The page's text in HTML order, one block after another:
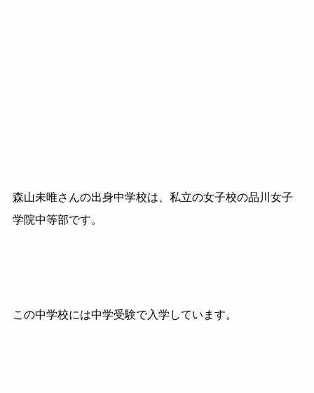
森山未唯さんの出身中学校は、私立の女子校の品川女子
学院中等部です。
この中学校には中学受験で入学しています。